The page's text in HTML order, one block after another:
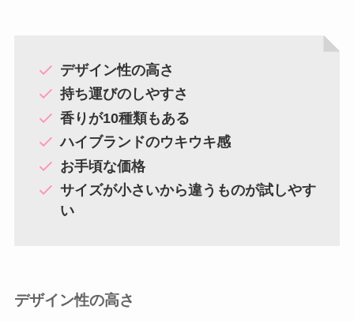
デザイン性の高さ
持ち運びのしやすさ
香りが10種類もある
ハイブランドのウキウキ感
お手頃な価格
サイズが小さいから違うものが試しやす
い
デザイン性の高さ